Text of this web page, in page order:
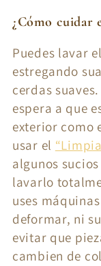
¿Cómo cuidar
Puedes lavar
estregando
cerdas
espera a que
exterior como
usar el
algunos
lavarlo
uses
deformar, ni
evitar que
cambien de